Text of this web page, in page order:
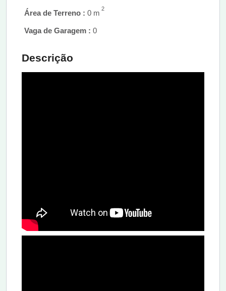
Área de Terreno : 0 m 2
Vaga de Garagem : 0
Descrição